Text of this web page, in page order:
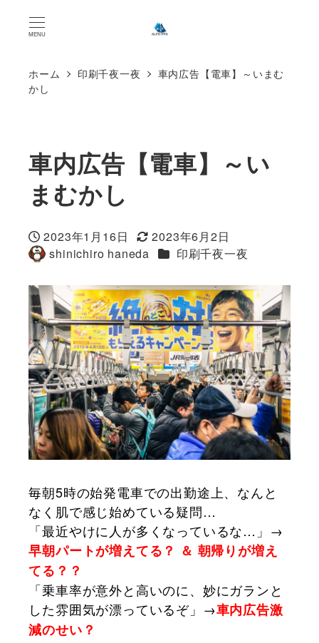
MENU
ホーム 印刷千夜一夜
車内広告【電車】～いまむ
かし
車内広告【電車】～い
まむかし
投稿日
2023年1月16日 更新日
2023年6月2日
著 shinichiro haneda カテゴリー
印刷千夜一夜
毎朝5時の始発電車での出勤途上、なんと
なく肌で感じ始めている疑問…
「最近やけに人が多くなっているな…」→
早朝パートが増えてる？ ＆ 朝帰りが増え
てる？？
「乗車率が意外と高いのに、妙にガランと
した雰囲気が漂っているぞ」→車内広告激
減のせい？